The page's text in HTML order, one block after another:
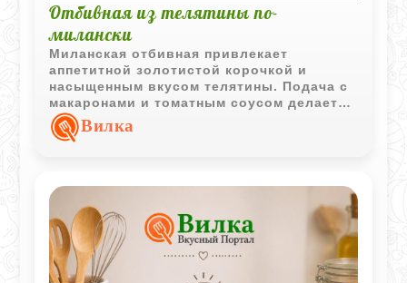
Отбивная из телятины по-
милански
Миланская отбивная привлекает
аппетитной золотистой корочкой и
насыщенным вкусом телятины. Подача с
макаронами и томатным соусом делает
блюдо полноценным и очень
гармоничным.
Вилка